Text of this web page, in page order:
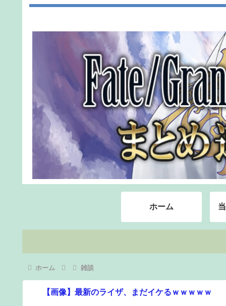
ホーム
ホーム 雑談
【画像】最新のライザ、まだイケるｗｗｗｗｗ